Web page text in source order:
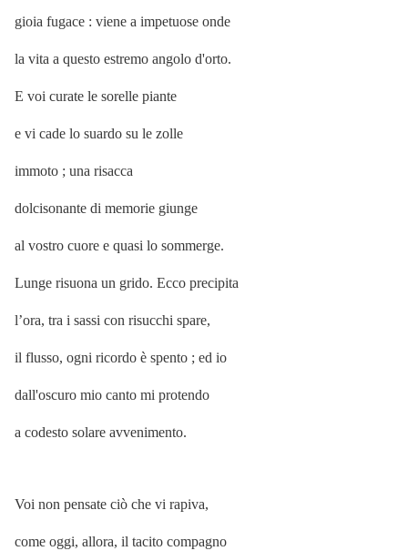
gioia fugace : viene a impetuose onde
la vita a questo estremo angolo d'orto.
E voi curate le sorelle piante
e vi cade lo suardo su le zolle
immoto ; una risacca
dolcisonante di memorie giunge
al vostro cuore e quasi lo sommerge.
Lunge risuona un grido. Ecco precipita
l’ora, tra i sassi con risucchi spare,
il flusso, ogni ricordo è spento ; ed io
dall'oscuro mio canto mi protendo
a codesto solare avvenimento.
Voi non pensate ciò che vi rapiva,
come oggi, allora, il tacito compagno